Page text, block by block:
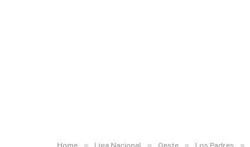
Home » Liga Nacional » Oeste » Los Padres »